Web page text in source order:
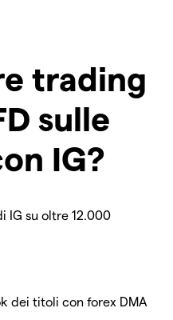
trading
sulle
IG?
IG su oltre 12.000
dei titoli con forex DMA